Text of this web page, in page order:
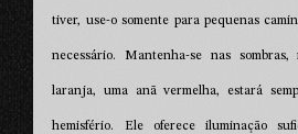
tiver, use-o somente para pequenas
necessário. Mantenha-se nas
laranja, uma anã vermelha, estará
hemisfério. Ele oferece iluminação